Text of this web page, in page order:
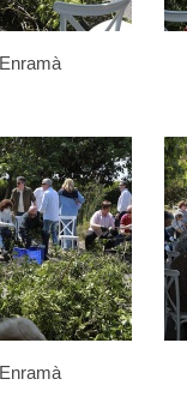
Enramà
Enramà